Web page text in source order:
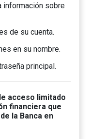
información sobre
de su cuenta.
en su nombre.
principal.
acceso limitado
financiera que
la Banca en